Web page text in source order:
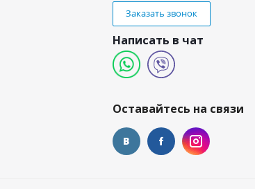
Заказать звонок
Написать в чат
Оставайтесь на связи